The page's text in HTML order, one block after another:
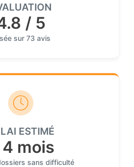
/ 5
sur 73 avis
ESTIMÉ
mois
sans difficulté